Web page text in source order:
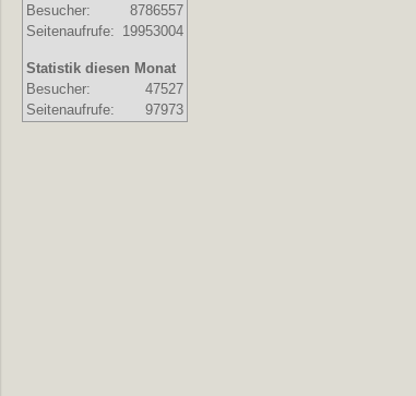
Besucher:
8786557
Seitenaufrufe: 19953004
Statistik diesen Monat
Besucher:
47527
Seitenaufrufe:
97973